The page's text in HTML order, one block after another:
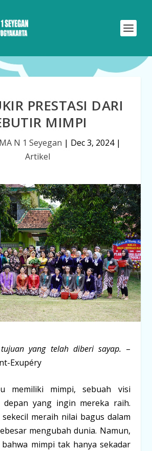
PRESTASI DARI
MIMPI
N 1 Seyegan | Dec 3, 2024|
Artikel
yang telah diberi sayap. –
Exupéry
memiliki mimpi, sebuah visi
depan yang ingin mereka raih.
meraih nilai bagus dalam
mengubah dunia. Namun,
mimpi tak hanya sekadar